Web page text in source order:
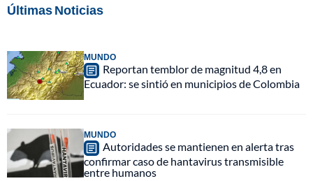
Últimas Noticias
MUNDO
Reportan temblor de magnitud 4,8 en
Ecuador: se sintió en municipios de Colombia
MUNDO
Autoridades se mantienen en alerta tras
confirmar caso de hantavirus transmisible
entre humanos